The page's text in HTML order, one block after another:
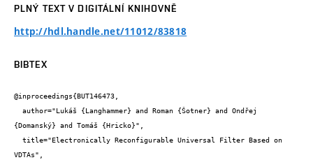
PLNÝ TEXT V DIGITÁLNÍ KNIHOVNĚ
http://hdl.handle.net/11012/83818
BIBTEX
@inproceedings{BUT146473,
{Domanský} and Tomáš {Hricko}",
VDTAs",